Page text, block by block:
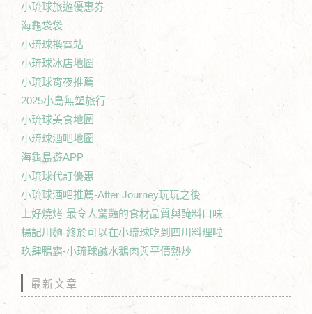
小琉球旅遊優惠券
海龜袋袋
小琉球換電站
小琉球冰店地圖
小琉球宵夜推薦
2025小島無塑旅行
小琉球美食地圖
小琉球酒吧地圖
海龜島遊APP
小琉球代訂優惠
小琉球酒吧推薦-After Journey玩玩之後
上好燒烤-最令人驚豔的食材品質與醃料口味
楊記川麵-終於可以在小琉球吃到四川料理啦
玖肆鴨霸-小琉球鹹水鵝肉與平價熱炒
最新文章